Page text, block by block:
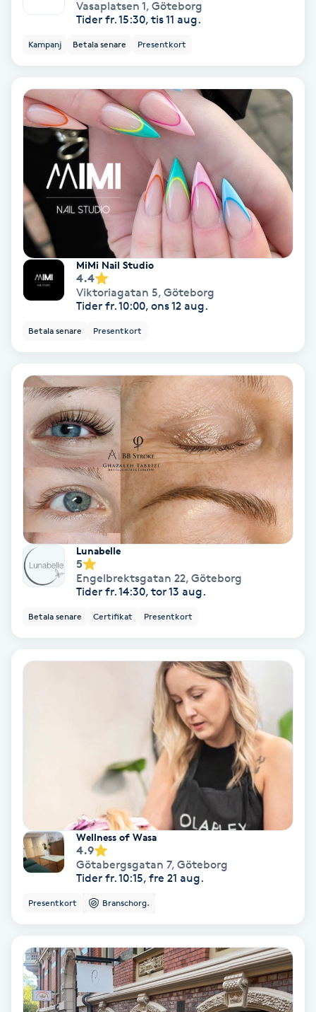
Läpptatuering
Makeup
Manikyr & Pedikyr
Massage
Medial vägledning
Medicinsk massage
Meditation
Medium
Megavolymfransar
Melasma
Mesoterapi
MicroPen
Microshading
Mixfransar
Nagelförlängning akryl
Nagelförlängning silke
Nagelförstärkning
Nagelklippning
Nagelsvamp
Nageltrång
Nagelvård
Vasaplatsen 1, Göteborg
Tider fr. 15:30, tis 11 aug.
Kampanj Betala senare Presentkort
MiMi Nail Studio
4.4
Viktoriagatan 5, Göteborg
Tider fr. 10:00, ons 12 aug.
Betala senare Presentkort
Lunabelle
5
Engelbrektsgatan 22, Göteborg
Tider fr. 14:30, tor 13 aug.
Betala senare Certifikat Presentkort
Wellness of Wasa
4.9
Götabergsgatan 7, Göteborg
Tider fr. 10:15, fre 21 aug.
Presentkort Branschorg.